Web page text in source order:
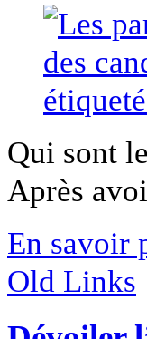
Qui sont
Après
En savoir
Old Links